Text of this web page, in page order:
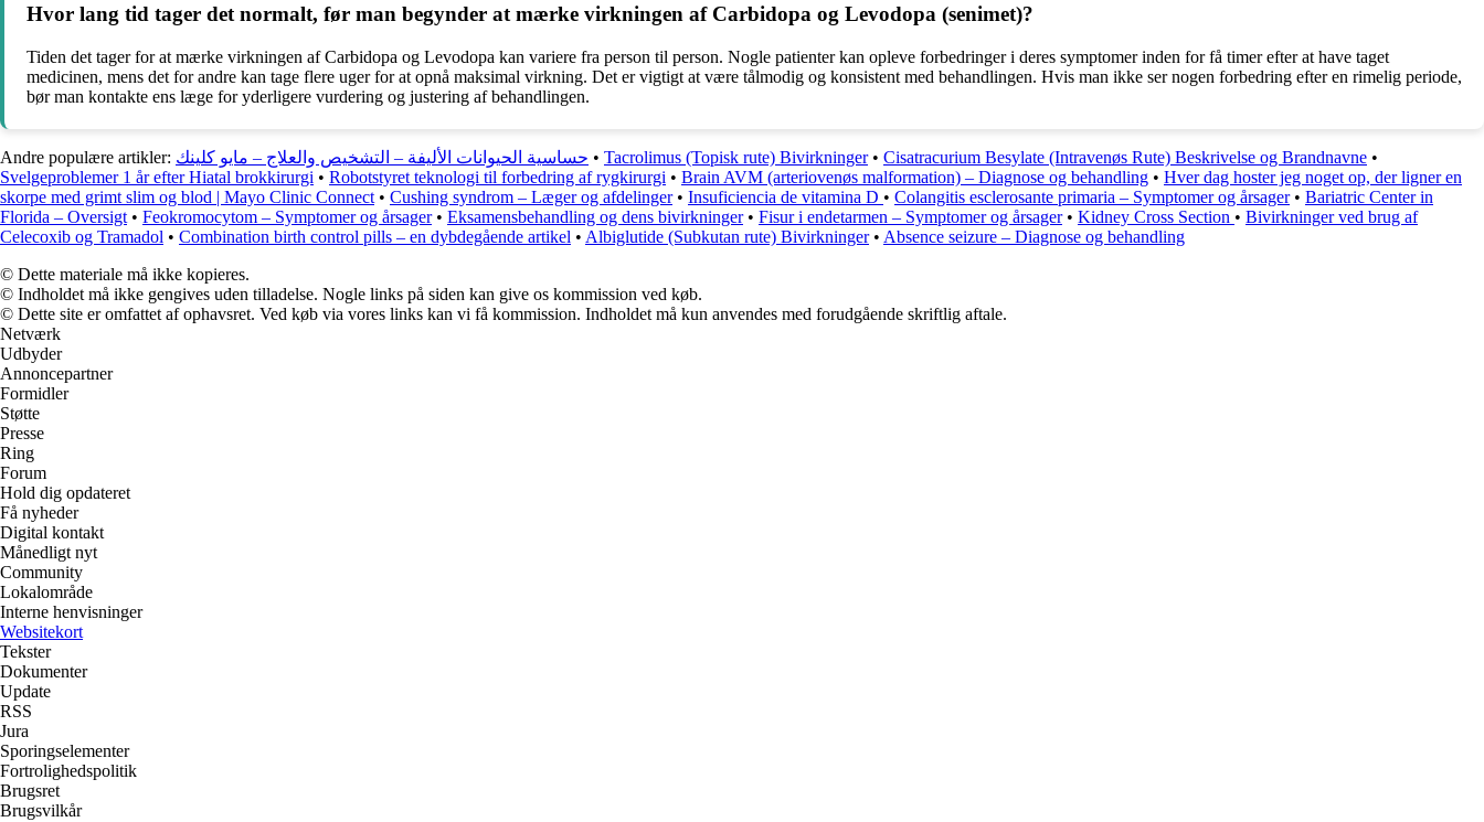
Hvor lang tid tager det normalt, før man begynder at mærke virkningen af Carbidopa og Levodopa (senimet)?
Tiden det tager for at mærke virkningen af Carbidopa og Levodopa kan variere fra person til person. Nogle patienter kan opleve forbedringer i deres symptomer inden for få timer efter at have taget
medicinen, mens det for andre kan tage flere uger for at opnå maksimal virkning. Det er vigtigt at være tålmodig og konsistent med behandlingen. Hvis man ikke ser nogen forbedring efter en rimelig periode,
bør man kontakte ens læge for yderligere vurdering og justering af behandlingen.
Andre populære artikler: حساسية الحيوانات الأليفة – التشخيص والعلاج – مايو كلينك • Tacrolimus (Topisk rute) Bivirkninger• Cisatracurium Besylate (Intravenøs Rute) Beskrivelse og Brandnavne •
Svelgeproblemer 1 år efter Hiatal brokkirurgi • Robotstyret teknologi til forbedring af rygkirurgi • Brain AVM (arteriovenøs malformation) – Diagnose og behandling • Hver dag hoster jeg noget op, der ligner en
skorpe med grimt slim og blod | Mayo Clinic Connect • Cushing syndrom – Læger og afdelinger• Insuficiencia de vitamina D • Colangitis esclerosante primaria – Symptomer og årsager• Bariatric Center in
Florida – Oversigt • Feokromocytom – Symptomer og årsager• Eksamensbehandling og dens bivirkninger• Fisur i endetarmen – Symptomer og årsager• Kidney Cross Section • Bivirkninger ved brug af
Celecoxib og Tramadol • Combination birth control pills – en dybdegående artikel • Albiglutide (Subkutan rute) Bivirkninger• Absence seizure – Diagnose og behandling
© Dette materiale må ikke kopieres.
© Indholdet må ikke gengives uden tilladelse. Nogle links på siden kan give os kommission ved køb.
© Dette site er omfattet af ophavsret. Ved køb via vores links kan vi få kommission. Indholdet må kun anvendes med forudgående skriftlig aftale.
Netværk
Udbyder
Annoncepartner
Formidler
Støtte
Presse
Ring
Forum
Hold dig opdateret
Få nyheder
Digital kontakt
Månedligt nyt
Community
Lokalområde
Interne henvisninger
Websitekort
Tekster
Dokumenter
Update
RSS
Jura
Sporingselementer
Fortrolighedspolitik
Brugsret
Brugsvilkår